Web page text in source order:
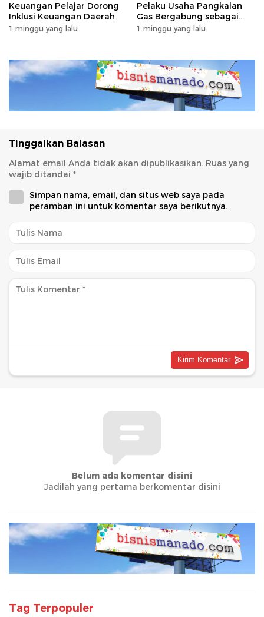
Keuangan Pelajar Dorong
Inklusi Keuangan Daerah
1 minggu yang lalu
Pelaku Usaha Pangkalan
Gas Bergabung sebagai
Agen BRILink
1 minggu yang lalu
Tinggalkan Balasan
Alamat email Anda tidak akan dipublikasikan. Ruas yang
wajib ditandai *
Simpan nama, email, dan situs web saya pada
peramban ini untuk komentar saya berikutnya.
Belum ada komentar disini
Jadilah yang pertama berkomentar disini
Tag Terpopuler